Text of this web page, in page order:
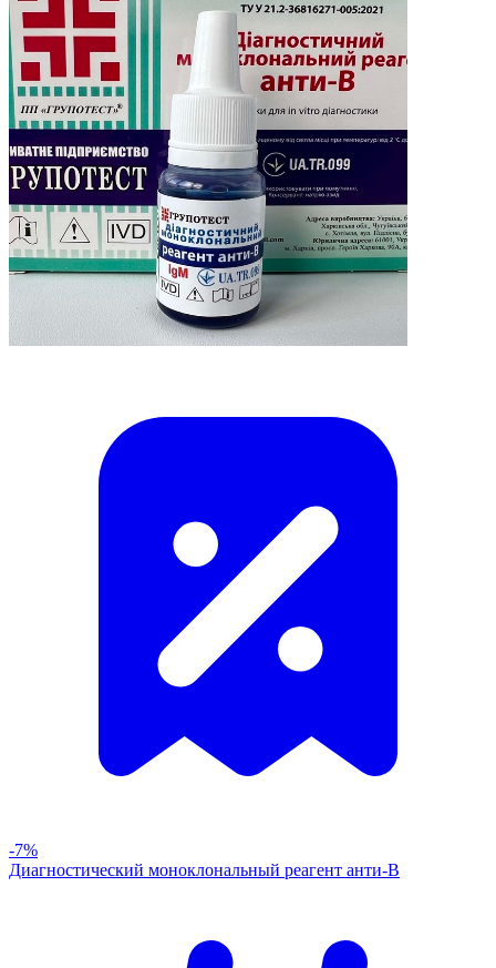
-7%
Диагностический моноклональный реагент анти-В